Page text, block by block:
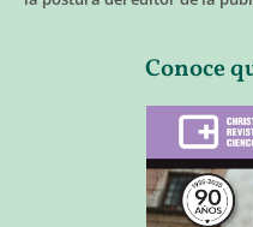
Conoce